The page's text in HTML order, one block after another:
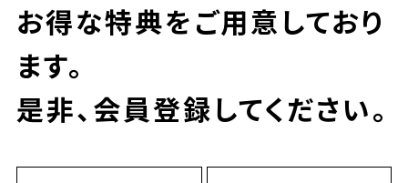
お得な特典をご用意しており
ます。
是非、会員登録してください。